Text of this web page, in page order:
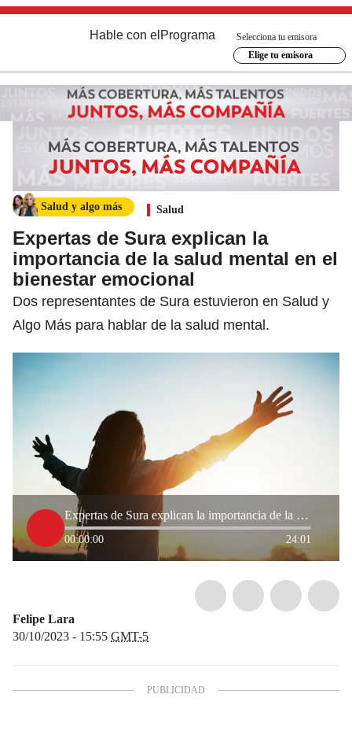
Hable con el Programa
Selecciona tu emisora
Elige tu emisora
Salud y algo más Salud
Expertas de Sura explican la
importancia de la salud mental en el
bienestar emocional
Dos representantes de Sura estuvieron en Salud y
Algo Más para hablar de la salud mental.
Expertas de Sura explican la importancia de la salud mental en el bienestar emocional
00:00:00 24:01
Felipe Lara
30/10/2023 - 15:55 GMT-5